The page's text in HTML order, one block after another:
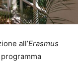
all’Erasmus
programma